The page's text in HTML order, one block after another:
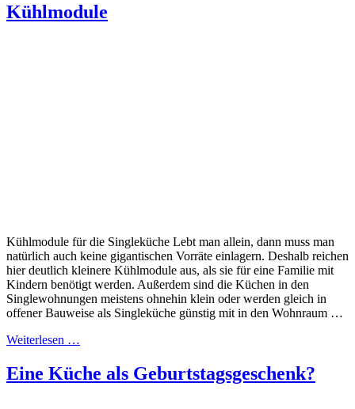
Kühlmodule
Kühlmodule für die Singleküche Lebt man allein, dann muss man
natürlich auch keine gigantischen Vorräte einlagern. Deshalb reichen
hier deutlich kleinere Kühlmodule aus, als sie für eine Familie mit
Kindern benötigt werden. Außerdem sind die Küchen in den
Singlewohnungen meistens ohnehin klein oder werden gleich in
offener Bauweise als Singleküche günstig mit in den Wohnraum …
Weiterlesen …
Eine Küche als Geburtstagsgeschenk?